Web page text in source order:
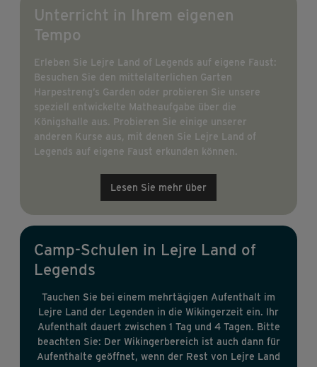
Unterricht in Ihrem eigenen
Tempo
Erleben Sie Lejre Land of Legends auf eigene Faust:
Besuchen Sie den mittelalterlichen Garten
Harpestreng’s Garden oder probieren Sie unsere
speziell entwickelte Matheaufgabe über die
Königshalle aus. Probieren Sie einige unserer
anderen Kurse aus, mit denen Sie Lejre Land of
Legends auf eigene Faust erkunden können.
Lesen Sie mehr über
Camp-Schulen in Lejre Land of
Legends
Tauchen Sie bei einem mehrtägigen Aufenthalt im
Lejre Land der Legenden in die Wikingerzeit ein. Ihr
Aufenthalt dauert zwischen 1 Tag und 4 Tagen. Bitte
beachten Sie: Der Wikingerbereich ist auch dann für
Aufenthalte geöffnet, wenn der Rest von Lejre Land